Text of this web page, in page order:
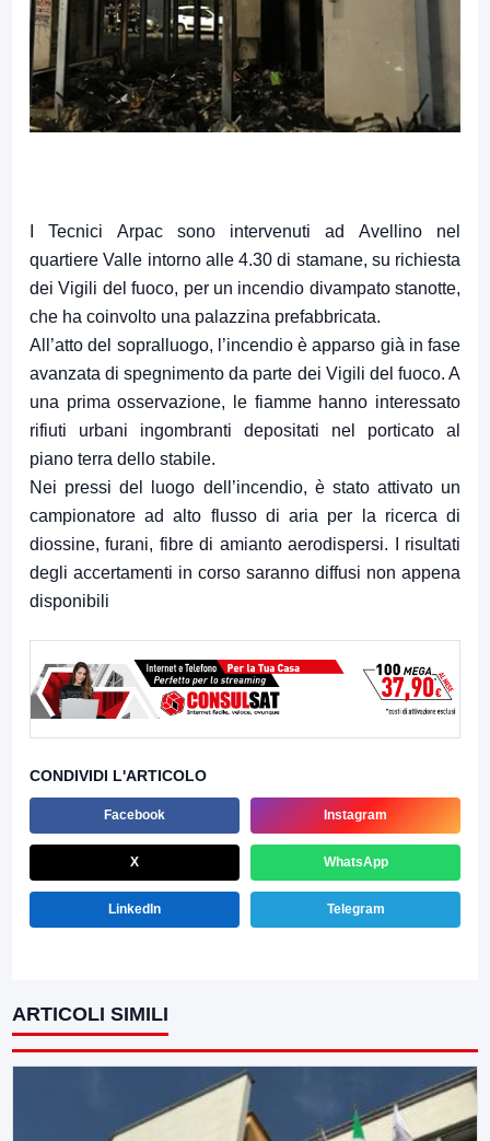
I Tecnici Arpac sono intervenuti ad Avellino nel
quartiere Valle intorno alle 4.30 di stamane, su richiesta
dei Vigili del fuoco, per un incendio divampato stanotte,
che ha coinvolto una palazzina prefabbricata.
All’atto del sopralluogo, l’incendio è apparso già in fase
avanzata di spegnimento da parte dei Vigili del fuoco. A
una prima osservazione, le fiamme hanno interessato
rifiuti urbani ingombranti depositati nel porticato al
piano terra dello stabile.
Nei pressi del luogo dell’incendio, è stato attivato un
campionatore ad alto flusso di aria per la ricerca di
diossine, furani, fibre di amianto aerodispersi. I risultati
degli accertamenti in corso saranno diffusi non appena
disponibili
CONDIVIDI L'ARTICOLO
Facebook Instagram
X WhatsApp
LinkedIn Telegram
ARTICOLI SIMILI